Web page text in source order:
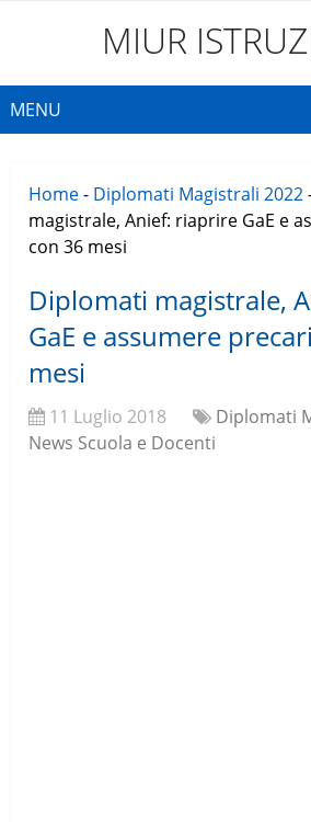
MIUR
MENU
Home- Diplomati Magistrali 2022
magistrale, Anief: riaprire GaE e
con 36 mesi
Diplomati magistrale,
GaE e assumere
mesi
11 Luglio 2018 Diplomati
News Scuola e Docenti